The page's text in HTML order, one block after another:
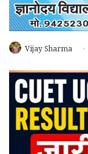
Vijay Sharma